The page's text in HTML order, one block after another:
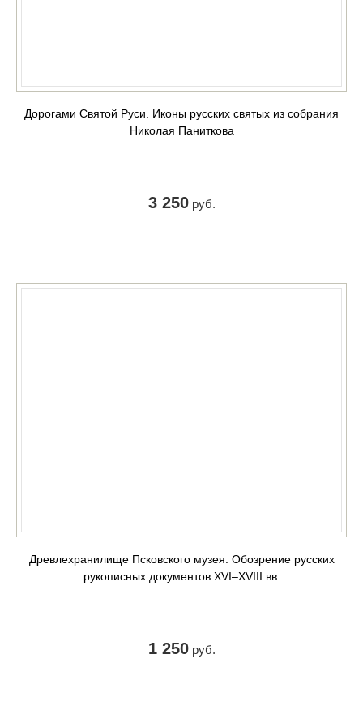
Дорогами Святой Руси. Иконы русских святых из собрания
Николая Паниткова
3 250руб.
Древлехранилище Псковского музея. Обозрение русских
рукописных документов XVI‒XVIII вв.
1 250руб.